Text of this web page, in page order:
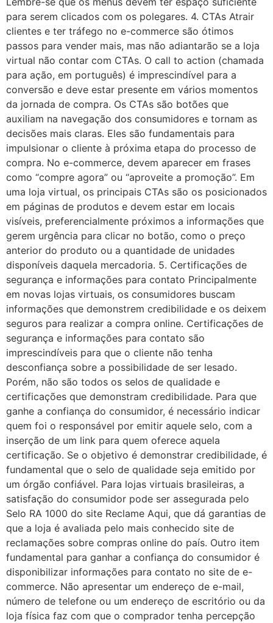
para serem clicados com os polegares. 4. CTAs Atrair
clientes e ter tráfego no e-commerce são ótimos
passos para vender mais, mas não adiantarão se a loja
virtual não contar com CTAs. O call to action (chamada
para ação, em português) é imprescindível para a
conversão e deve estar presente em vários momentos
da jornada de compra. Os CTAs são botões que
auxiliam na navegação dos consumidores e tornam as
decisões mais claras. Eles são fundamentais para
impulsionar o cliente à próxima etapa do processo de
compra. No e-commerce, devem aparecer em frases
como “compre agora” ou “aproveite a promoção”. Em
uma loja virtual, os principais CTAs são os posicionados
em páginas de produtos e devem estar em locais
visíveis, preferencialmente próximos a informações que
gerem urgência para clicar no botão, como o preço
anterior do produto ou a quantidade de unidades
disponíveis daquela mercadoria. 5. Certificações de
segurança e informações para contato Principalmente
em novas lojas virtuais, os consumidores buscam
informações que demonstrem credibilidade e os deixem
seguros para realizar a compra online. Certificações de
segurança e informações para contato são
imprescindíveis para que o cliente não tenha
desconfiança sobre a possibilidade de ser lesado.
Porém, não são todos os selos de qualidade e
certificações que demonstram credibilidade. Para que
ganhe a confiança do consumidor, é necessário indicar
quem foi o responsável por emitir aquele selo, com a
inserção de um link para quem oferece aquela
certificação. Se o objetivo é demonstrar credibilidade, é
fundamental que o selo de qualidade seja emitido por
um órgão confiável. Para lojas virtuais brasileiras, a
satisfação do consumidor pode ser assegurada pelo
Selo RA 1000 do site Reclame Aqui, que dá garantias de
que a loja é avaliada pelo mais conhecido site de
reclamações sobre compras online do país. Outro item
fundamental para ganhar a confiança do consumidor é
disponibilizar informações para contato no site de e-
commerce. Não apresentar um endereço de e-mail,
número de telefone ou um endereço de escritório ou da
loja física faz com que o comprador tenha percepção